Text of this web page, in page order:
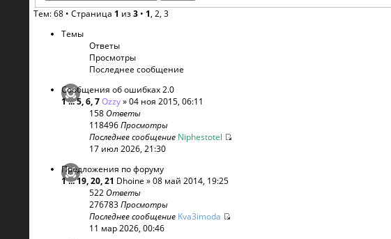
Тем: 68 • Страница 1 из3 • 1, 2, 3
Темы
Ответы
Просмотры
Последнее сообщение
Сообщения об ошибках 2.0
1...5,6,7Ozzy» 04 ноя 2015, 06:11
158Ответы
118496Просмотры
Последнее сообщение Niphestotel
17 июл 2026, 21:30
Предложения по форуму
1...19,20,21 Dhoine » 08 май 2014, 19:25
522Ответы
276783Просмотры
Последнее сообщение Kva3imoda
11 мар 2026, 00:46